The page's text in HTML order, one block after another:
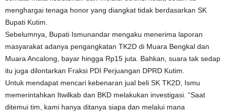
menghargai tenaga honor yang diangkat tidak berdasarkan SK
Bupati Kutim.
Sebelumnya, Bupati Ismunandar mengaku menerima laporan
masyarakat adanya pengangkatan TK2D di Muara Bengkal dan
Muara Ancalong, bayar hingga Rp15 juta. Bahkan, suara tak sedap
itu juga dilontarkan Fraksi PDI Perjuangan DPRD Kutim.
Untuk mendapat mencari kebenaran jual beli SK TK2D, Ismu
memerintahkan Itwilkab dan BKD melakukan investigasi. “Saat
ditemui tim, kami hanya ditanya siapa dan melalui mana